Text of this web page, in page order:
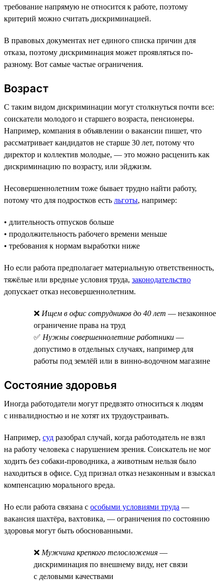
требование напрямую не относится к работе, поэтому
критерий можно считать дискриминацией.
В правовых документах нет единого списка причин для
отказа, поэтому дискриминация может проявляться по-
разному. Вот самые частые ограничения.
Возраст
С таким видом дискриминации могут столкнуться почти все:
соискатели молодого и старшего возраста, пенсионеры.
Например, компания в объявлении о вакансии пишет, что
рассматривает кандидатов не старше 30 лет, потому что
директор и коллектив молодые, — это можно расценить как
дискриминацию по возрасту, или эйджизм.
Несовершеннолетним тоже бывает трудно найти работу,
потому что для подростков есть льготы, например:
• длительность отпусков больше
• продолжительность рабочего времени меньше
• требования к нормам выработки ниже
Но если работа предполагает материальную ответственность,
тяжёлые или вредные условия труда, законодательство
допускает отказ несовершеннолетним.
❌ Ищем в офис сотрудников до 40 лет — незаконное
ограничение права на труд
✅ Нужны совершеннолетние работники —
допустимо в отдельных случаях, например для
работы под землёй или в винно-водочном магазине
Состояние здоровья
Иногда работодатели могут предвзято относиться к людям
с инвалидностью и не хотят их трудоустраивать.
Например, суд разобрал случай, когда работодатель не взял
на работу человека с нарушением зрения. Соискатель не мог
ходить без собаки-проводника, а животным нельзя было
находиться в офисе. Суд признал отказ незаконным и взыскал
компенсацию морального вреда.
Но если работа связана с особыми условиями труда —
вакансия шахтёра, вахтовика, — ограничения по состоянию
здоровья могут быть обоснованными.
❌ Мужчина крепкого телосложения —
дискриминация по внешнему виду, нет связи
с деловыми качествами